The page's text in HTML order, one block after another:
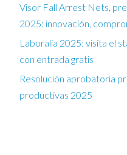
Visor Fall Arrest Nets,
2025: innovación,
Laboralia 2025: visita el
con entrada gratis
Resolución aprobatoria
productivas 2025